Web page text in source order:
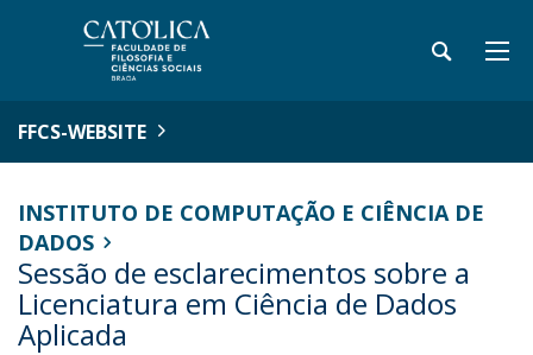
FFCS-WEBSITE
INSTITUTO DE COMPUTAÇÃO E CIÊNCIA DE
DADOS
Sessão de esclarecimentos sobre a
Licenciatura em Ciência de Dados
Aplicada